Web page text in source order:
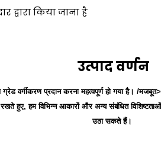
किया जाना है
उत्पाद वर्णन
वर्गीकरण प्रदान करना महत्वपूर्ण हो गया है। /
हुए, हम विभिन्न आकारों और अन्य संबंधित
उठा सकते हैं।